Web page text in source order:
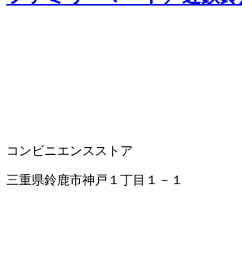
コンビニエンスストア
三重県鈴鹿市神戸１丁目１－１